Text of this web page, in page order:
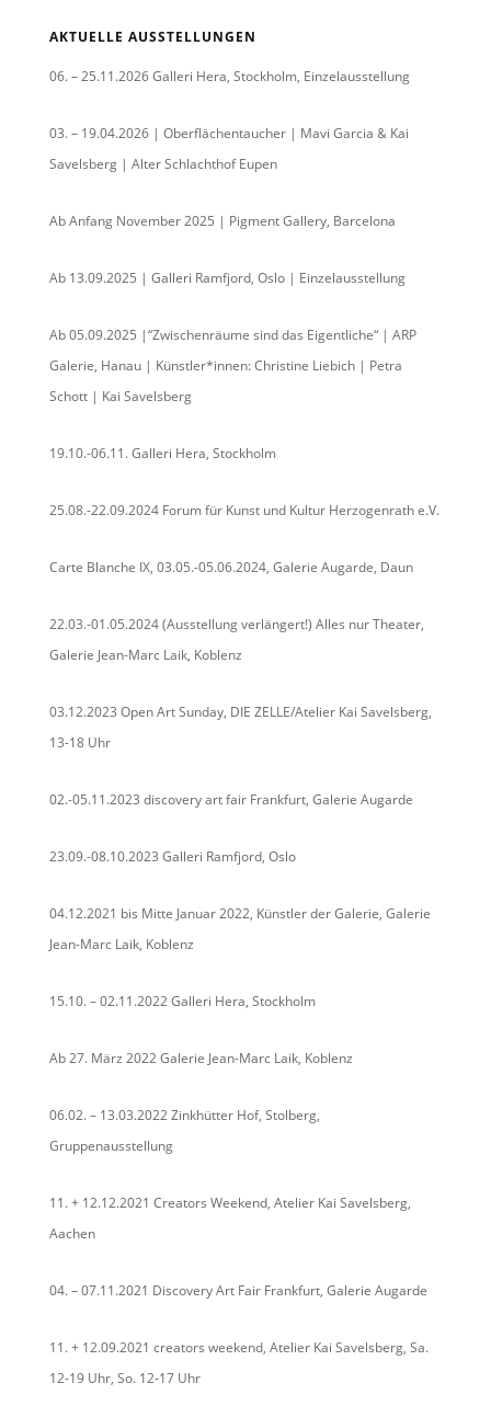
AKTUELLE AUSSTELLUNGEN
06. – 25.11.2026 Galleri Hera, Stockholm, Einzelausstellung
03. – 19.04.2026 | Oberflächentaucher | Mavi Garcia & Kai
Savelsberg | Alter Schlachthof Eupen
Ab Anfang November 2025 | Pigment Gallery, Barcelona
Ab 13.09.2025 | Galleri Ramfjord, Oslo | Einzelausstellung
Ab 05.09.2025 |“Zwischenräume sind das Eigentliche“ | ARP
Galerie, Hanau | Künstler*innen: Christine Liebich | Petra
Schott | Kai Savelsberg
19.10.-06.11. Galleri Hera, Stockholm
25.08.-22.09.2024 Forum für Kunst und Kultur Herzogenrath e.V.
Carte Blanche IX, 03.05.-05.06.2024, Galerie Augarde, Daun
22.03.-01.05.2024 (Ausstellung verlängert!) Alles nur Theater,
Galerie Jean-Marc Laik, Koblenz
03.12.2023 Open Art Sunday, DIE ZELLE/Atelier Kai Savelsberg,
13-18 Uhr
02.-05.11.2023 discovery art fair Frankfurt, Galerie Augarde
23.09.-08.10.2023 Galleri Ramfjord, Oslo
04.12.2021 bis Mitte Januar 2022, Künstler der Galerie, Galerie
Jean-Marc Laik, Koblenz
15.10. – 02.11.2022 Galleri Hera, Stockholm
Ab 27. März 2022 Galerie Jean-Marc Laik, Koblenz
06.02. – 13.03.2022 Zinkhütter Hof, Stolberg,
Gruppenausstellung
11. + 12.12.2021 Creators Weekend, Atelier Kai Savelsberg,
Aachen
04. – 07.11.2021 Discovery Art Fair Frankfurt, Galerie Augarde
11. + 12.09.2021 creators weekend, Atelier Kai Savelsberg, Sa.
12-19 Uhr, So. 12-17 Uhr